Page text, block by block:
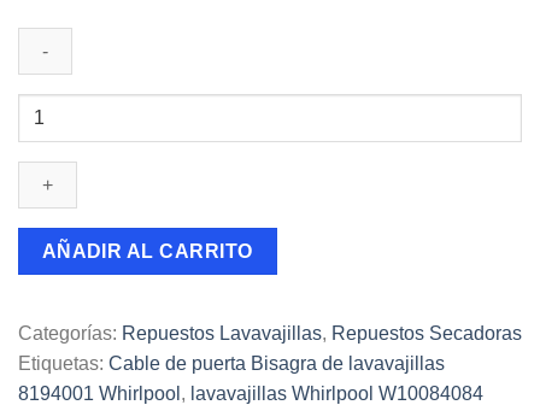
Cable
puerta
Bisagra
lavavajillas
8194001
cantidad
AÑADIR AL CARRITO
Categorías: Repuestos Lavavajillas, Repuestos Secadoras
Etiquetas: Cable de puerta Bisagra de lavavajillas
8194001 Whirlpool , lavavajillas Whirlpool W10084084